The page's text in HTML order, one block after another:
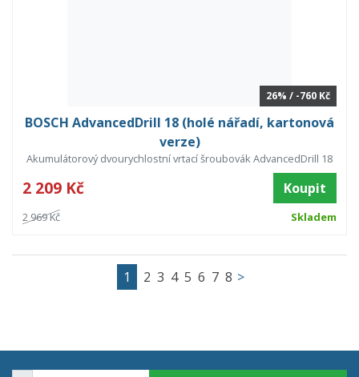
26% / -760 Kč
BOSCH AdvancedDrill 18 (holé nářadí, kartonová
verze)
Akumulátorový dvourychlostní vrtací šroubovák AdvancedDrill 18
2 209 Kč Koupit
2 969 Kč Skladem
1 2 3 4 5 6 7 8 >